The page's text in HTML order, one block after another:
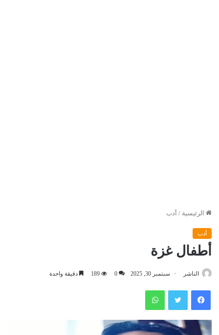
الرئيسية / أدب
أدب
أطفال غزة
الناشر سبتمبر 30, 2025 0
189 دقيقة واحدة
فيسبوك تويتر واتساب